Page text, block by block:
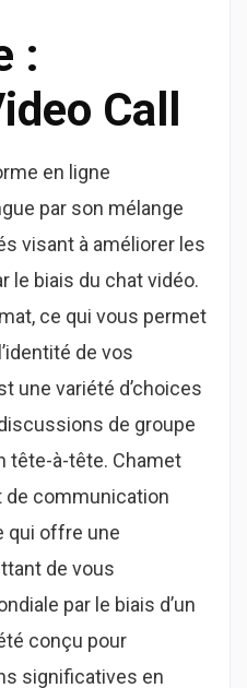
:
Call
en ligne
par son mélange
visant à améliorer les
le biais du chat vidéo.
ce qui vous permet
de vos
une variété d’choices
de groupe
tête-à-tête. Chamet
de communication
qui offre une
de vous
par le biais d’un
conçu pour
significatives en